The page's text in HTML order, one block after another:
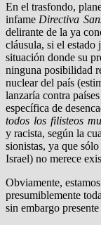
En el trasfondo,
infame Directiva
delirante de la ya
cláusula, si el estado
situación donde su
ninguna posibilidad
nuclear del país
lanzaría contra
específica de
todos los filisteos
y racista, según la
sionistas, ya que
Israel) no merece
Obviamente,
presumiblemente
sin embargo